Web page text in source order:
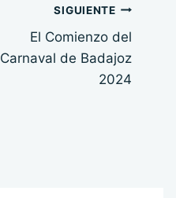
SIGUIENTE
El Comienzo del
Carnaval de Badajoz
2024